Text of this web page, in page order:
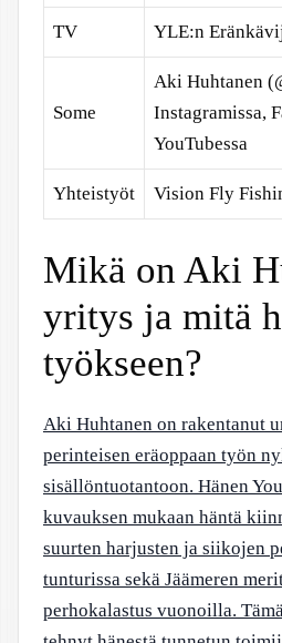
TV YLE:n
Some
Aki Huhtanen
Instagramissa,
YouTubessa
Yhteistyöt Vision Fly
Mikä on Aki
yritys ja mitä
työkseen?
Aki Huhtanen on rakentanut
perinteisen eräoppaan työn
sisällöntuotantoon. Hänen
kuvauksen mukaan häntä
suurten harjusten ja siikojen
tunturissa sekä Jäämeren
perhokalastus vuonoilla.